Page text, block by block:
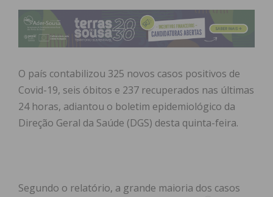
O país contabilizou 325 novos casos positivos de
Covid-19, seis óbitos e 237 recuperados nas últimas
24 horas, adiantou o boletim epidemiológico da
Direção Geral da Saúde (DGS) desta quinta-feira.
Segundo o relatório, a grande maioria dos casos